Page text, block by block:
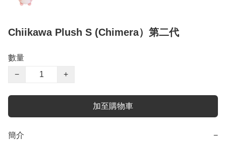
Chiikawa Plush S (Chimera）第二代
數量
−
+
加至購物車
簡介 −